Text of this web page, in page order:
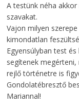
A testünk néha
szavakat.
Vajon milyen
kimondatlan
Egyensúlyban test
segítenek
rejlő történetre is
Gondolatébresztő
Mariannal!